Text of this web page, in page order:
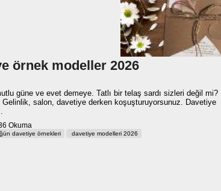
örnek modeller 2026
güne ve evet demeye. Tatlı bir telaş sardı sizleri değil mi?
Gelinlik, salon, davetiye derken koşuşturuyorsunuz. Davetiye
Okuma
davetiye örnekleri davetiye modelleri 2026